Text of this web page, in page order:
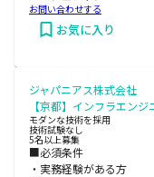
お問い合わせする
お気に入り
ジャパニアス株式会社
【京都】インフラエンジ
モダンな技術を採用
技術試験なし
5名以上募集
■必須条件
・実務経験がある方